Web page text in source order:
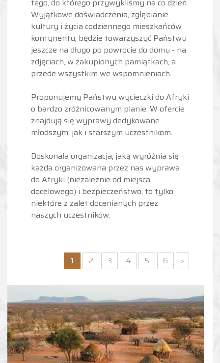
tego, do którego przywykliśmy na co dzień.
Wyjątkowe doświadczenia, zgłębianie
kultury i życia codziennego mieszkańców
kontynentu, będzie towarzyszyć Państwu
jeszcze na długo po powrocie do domu - na
zdjęciach, w zakupionych pamiątkach, a
przede wszystkim we wspomnieniach.
Proponujemy Państwu wycieczki do Afryki
o bardzo zróżnicowanym planie. W ofercie
znajdują się wyprawy dedykowane
młodszym, jak i starszym uczestnikom.
Doskonała organizacja, jaką wyróżnia się
każda organizowana przez nas wyprawa
do Afryki (niezależnie od miejsca
docelowego) i bezpieczeństwo, to tylko
niektóre z zalet docenianych przez
naszych uczestników.
1 2 3 4 5 6 >